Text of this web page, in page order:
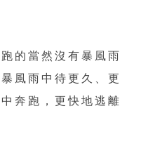
的當然沒有暴風雨
風雨中待更久、更
奔跑，更快地逃離